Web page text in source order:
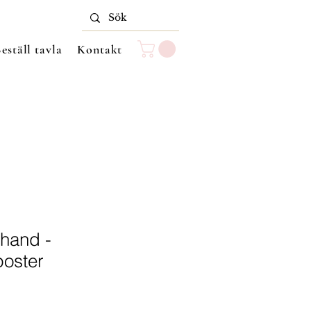
tavla Kontakt
-